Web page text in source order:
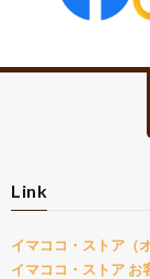
Link
イマココ・ストア（
イマココ・ストア お